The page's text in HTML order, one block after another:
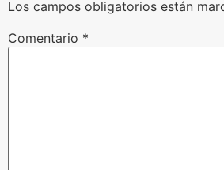
Los campos obligatorios están
Comentario *